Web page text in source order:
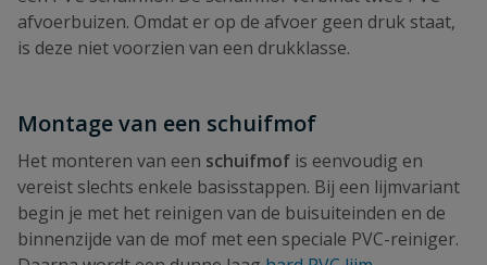
afvoerbuizen. Omdat er op de afvoer geen druk staat,
is deze niet voorzien van een drukklasse.
Montage van een schuifmof
Het monteren van een schuifmof is eenvoudig en
vereist slechts enkele basisstappen. Bij een lijmvariant
begin je met het reinigen van de buisuiteinden en de
binnenzijde van de mof met een speciale PVC-reiniger.